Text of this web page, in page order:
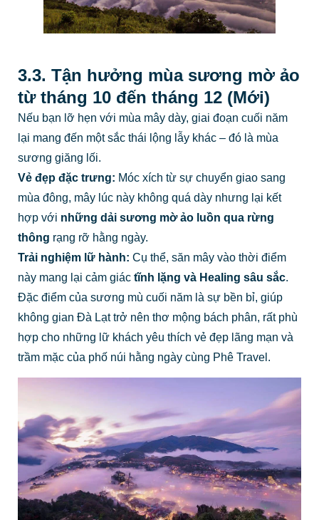
3.3. Tận hưởng mùa sương mờ ảo
từ tháng 10 đến tháng 12 (Mới)
Nếu bạn lỡ hẹn với mùa mây dày, giai đoạn cuối năm
lại mang đến một sắc thái lộng lẫy khác – đó là mùa
sương giăng lối.
Vẻ đẹp đặc trưng: Móc xích từ sự chuyển giao sang
mùa đông, mây lúc này không quá dày nhưng lại kết
hợp với những dải sương mờ ảo luồn qua rừng
thông rạng rỡ hằng ngày.
Trải nghiệm lữ hành: Cụ thể, săn mây vào thời điểm
này mang lại cảm giác tĩnh lặng và Healing sâu sắc.
Đặc điểm của sương mù cuối năm là sự bền bỉ, giúp
không gian Đà Lạt trở nên thơ mộng bách phân, rất phù
hợp cho những lữ khách yêu thích vẻ đẹp lãng mạn và
trầm mặc của phố núi hằng ngày cùng Phê Travel.